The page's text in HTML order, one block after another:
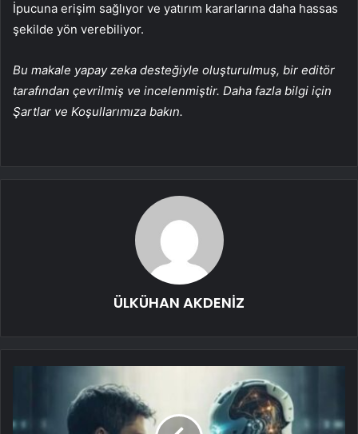
İpucuna erişim sağlıyor ve yatırım kararlarına daha hassas
şekilde yön verebiliyor.
Bu makale yapay zeka desteğiyle oluşturulmuş, bir editör
tarafından çevrilmiş ve incelenmiştir. Daha fazla bilgi için
Şartlar ve Koşullarımıza bakın.
ÜLKÜHAN AKDENİZ